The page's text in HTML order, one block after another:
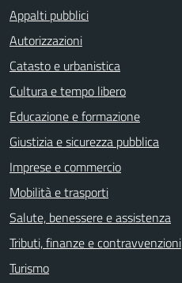
Appalti pubblici
Autorizzazioni
Catasto e urbanistica
Cultura e tempo libero
Educazione e formazione
Giustizia e sicurezza pubblica
Imprese e commercio
Mobilità e trasporti
Salute, benessere e assistenza
Tributi, finanze e contravvenzioni
Turismo